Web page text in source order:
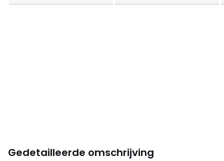
Gedetailleerde omschrijving